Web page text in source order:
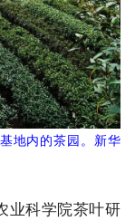
地内的茶园。新华
业科学院茶叶研